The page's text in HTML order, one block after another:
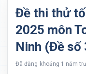
Đề thi thử
2025 môn
Ninh (Đề số
Đã đăng khoảng 1 năm